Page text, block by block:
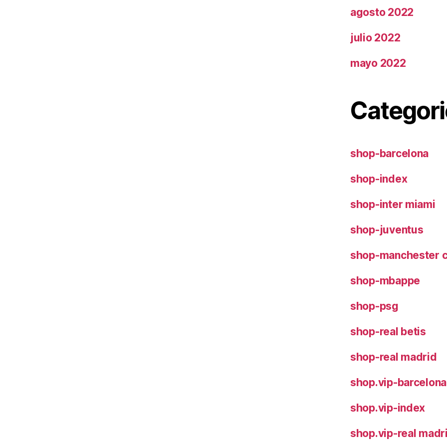
agosto 2022
julio 2022
mayo 2022
shop-barcelona
shop-index
shop-inter miami
shop-juventus
shop-manchester
shop-mbappe
shop-psg
shop-real betis
shop-real madrid
shop.vip-barcelona
shop.vip-index
shop.vip-real